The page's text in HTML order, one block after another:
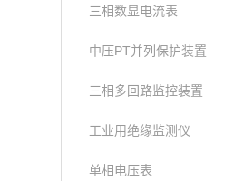
三相数显电流表
中压PT并列保护装置
三相多回路监控装置
工业用绝缘监测仪
单相电压表